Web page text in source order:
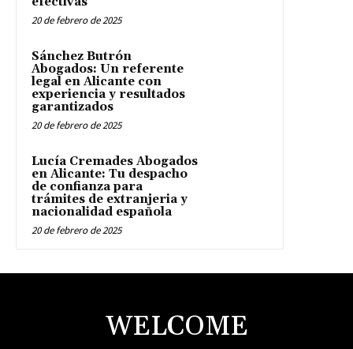
20 de febrero de 2025
Sánchez Butrón
Abogados: Un referente
legal en Alicante con
experiencia y resultados
garantizados
20 de febrero de 2025
Lucía Cremades Abogados
en Alicante: Tu despacho
de confianza para
trámites de extranjeria y
nacionalidad española
20 de febrero de 2025
WELCOME